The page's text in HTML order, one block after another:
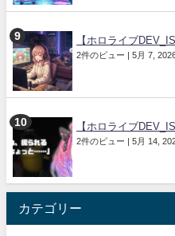
【ホロライブ
2件のビュー | 5月 7,
【ホロライブ
2件のビュー | 5月 14,
カテゴリー